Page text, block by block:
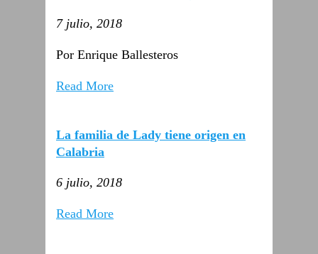
7 julio, 2018
Por Enrique Ballesteros
Read More
La familia de Lady tiene origen en
Calabria
6 julio, 2018
Read More